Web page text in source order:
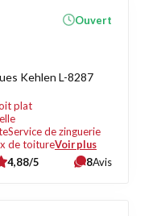
Kehlen L-8287
plat
Service de zinguerie
de toitureVoir plus
Ouvert
4,88/5 8Avis